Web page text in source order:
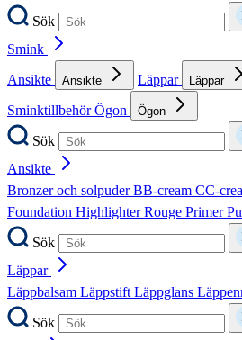
Sök
Smink
Ansikte
Ansikte Läppar Läppar
SminktillbehörÖgon Ögon
Sök
Ansikte
Bronzer och solpuderBB-cream CC-
Foundation HighlighterRouge Primer
Sök
Läppar
Läppbalsam LäppstiftLäppglans
Sök